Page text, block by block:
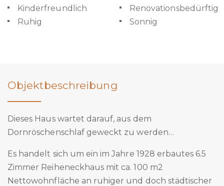
Kinderfreundlich
Renovationsbedürftig
Ruhig
Sonnig
Objektbeschreibung
Dieses Haus wartet darauf, aus dem
Dornröschenschlaf geweckt zu werden…
Es handelt sich um ein im Jahre 1928 erbautes 6.5
Zimmer Reiheneckhaus mit ca. 100 m2
Nettowohnfläche an ruhiger und doch städtischer